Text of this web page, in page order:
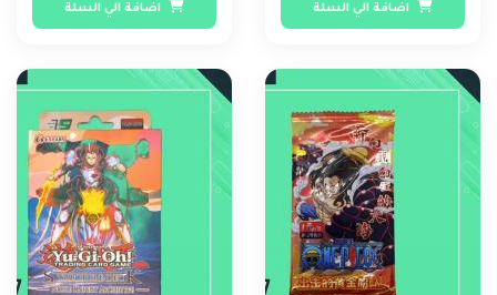
اضافة الي السلة اضافة الي السلة